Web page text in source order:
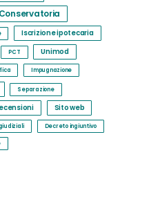
Conservatoria
Iscrizione ipotecaria
PCT Unimod
Impugnazione
Separazione
Sito web
Decreto ingiuntivo